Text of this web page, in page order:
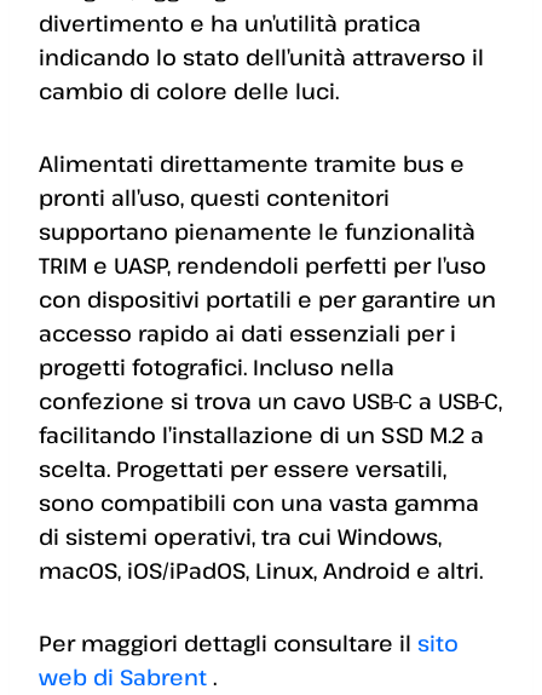
divertimento e ha un’utilità pratica
indicando lo stato dell’unità attraverso il
cambio di colore delle luci.
Alimentati direttamente tramite bus e
pronti all’uso, questi contenitori
supportano pienamente le funzionalità
TRIM e UASP, rendendoli perfetti per l’uso
con dispositivi portatili e per garantire un
accesso rapido ai dati essenziali per i
progetti fotografici. Incluso nella
confezione si trova un cavo USB-C a USB-C,
facilitando l’installazione di un SSD M.2 a
scelta. Progettati per essere versatili,
sono compatibili con una vasta gamma
di sistemi operativi, tra cui Windows,
macOS, iOS/iPadOS, Linux, Android e altri.
Per maggiori dettagli consultare il sito
web di Sabrent .